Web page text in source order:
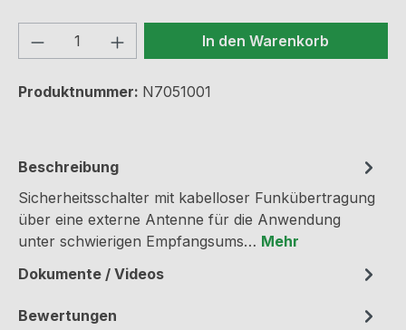
Produkt Anzahl: Gib denIn den Warenkorb
Produktnummer: N7051001
Beschreibung
Sicherheitsschalter mit kabelloser Funkübertragung
über eine externe Antenne für die Anwendung
unter schwierigen Empfangsums… Mehr
Dokumente / Videos
Bewertungen